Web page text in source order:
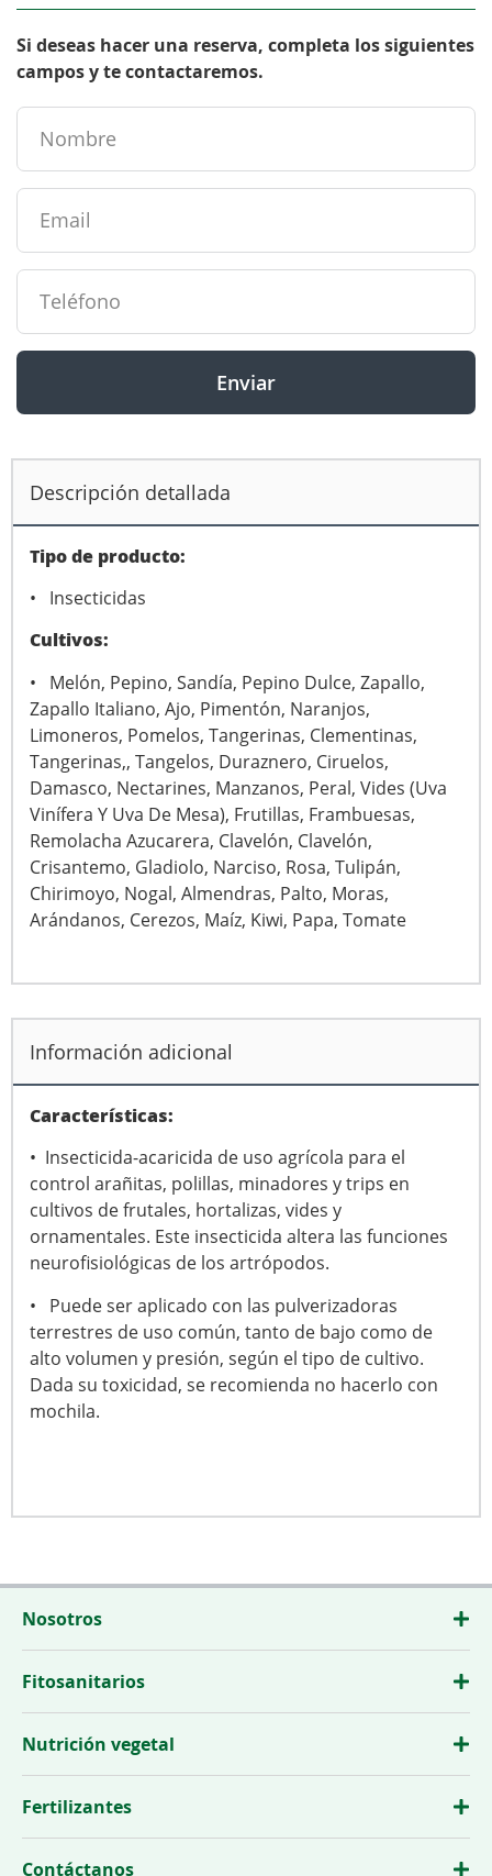
Si deseas hacer una reserva, completa los siguientes
campos y te contactaremos.
Enviar
Descripción detallada
Tipo de producto:
• Insecticidas
Cultivos:
• Melón, Pepino, Sandía, Pepino Dulce, Zapallo,
Zapallo Italiano, Ajo, Pimentón, Naranjos,
Limoneros, Pomelos, Tangerinas, Clementinas,
Tangerinas,, Tangelos, Duraznero, Ciruelos,
Damasco, Nectarines, Manzanos, Peral, Vides (Uva
Vinífera Y Uva De Mesa), Frutillas, Frambuesas,
Remolacha Azucarera, Clavelón, Clavelón,
Crisantemo, Gladiolo, Narciso, Rosa, Tulipán,
Chirimoyo, Nogal, Almendras, Palto, Moras,
Arándanos, Cerezos, Maíz, Kiwi, Papa, Tomate
Información adicional
Características:
• Insecticida-acaricida de uso agrícola para el
control arañitas, polillas, minadores y trips en
cultivos de frutales, hortalizas, vides y
ornamentales. Este insecticida altera las funciones
neurofisiológicas de los artrópodos.
• Puede ser aplicado con las pulverizadoras
terrestres de uso común, tanto de bajo como de
alto volumen y presión, según el tipo de cultivo.
Dada su toxicidad, se recomienda no hacerlo con
mochila.
Nosotros
Fitosanitarios
Nutrición vegetal
Fertilizantes
Contáctanos